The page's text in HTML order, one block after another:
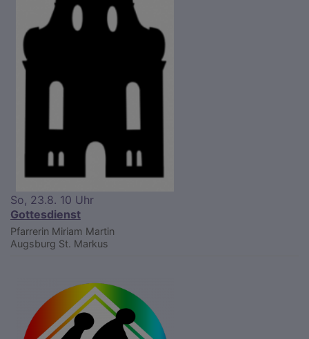
So, 23.8. 10 Uhr
Gottesdienst
Pfarrerin Miriam Martin
Augsburg St. Markus